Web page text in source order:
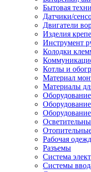
Бытовая
Датчики/
Двигатели
Изделия
Инструмент
Колодки
Котлы и
Материал
Материалы
Рабочая
Разъемы
Система
Системы